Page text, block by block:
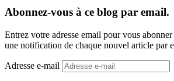
Abonnez-vous à ce blog par email.
Entrez votre adresse email pour vous
une notification de chaque nouvel article par
Adresse e-mail